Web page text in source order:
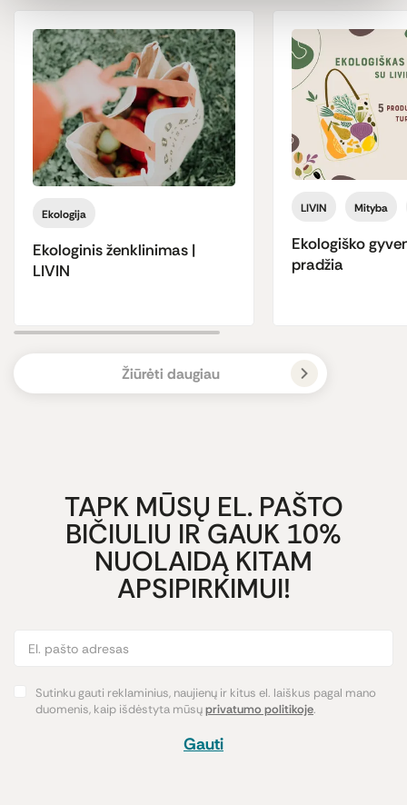
Ekologija
Ekologinis ženklinimas |
LIVIN
LIVIN Mityba
Ekologiško
pradžia
Žiūrėti daugiau
TAPK MŪSŲ EL. PAŠTO
BIČIULIU IR GAUK 10%
NUOLAIDĄ KITAM
APSIPIRKIMUI!
Sutinku gauti reklaminius, naujienų ir kitus el. laiškus pagal mano
duomenis, kaip išdėstyta mūsųprivatumo politikoje.
Gauti